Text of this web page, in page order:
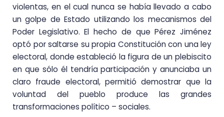
violentas, en el cual nunca se había llevado a cabo
un golpe de Estado utilizando los mecanismos del
Poder Legislativo. El hecho de que Pérez Jiménez
optó por saltarse su propia Constitución con una ley
electoral, donde estableció la figura de un plebiscito
en que sólo él tendría participación y anunciaba un
claro fraude electoral, permitió demostrar que la
voluntad del pueblo produce las grandes
transformaciones político – sociales.